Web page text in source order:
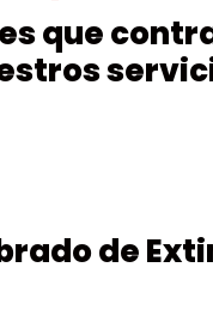
que
de